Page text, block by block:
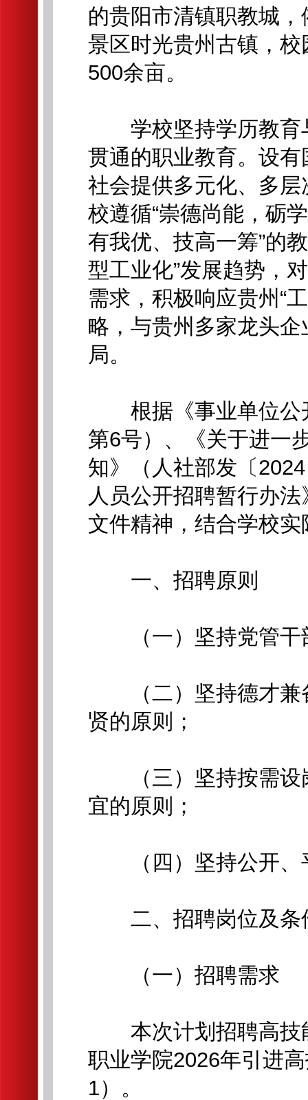
的贵阳市清镇职教城
景区时光贵州古镇，
500余亩。
学校坚持学历教育
贯通的职业教育。设
社会提供多元化、多
校遵循“崇德尚能，砺
有我优、技高一筹”的
型工业化”发展趋势，
需求，积极响应贵州“
略，与贵州多家龙头
局。
根据《事业单位公
第6号）、《关于进一
知》（人社部发〔
人员公开招聘暂行办
文件精神，结合学校
一、招聘原则
（一）坚持党管干
（二）坚持德才兼
贤的原则；
（三）坚持按需设
宜的原则；
（四）坚持公开、
二、招聘岗位及条
（一）招聘需求
本次计划招聘高技
职业学院2026年引进
1）。